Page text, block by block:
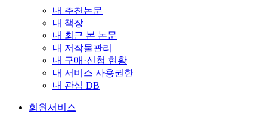
내 추천논문
내 책장
내 최근 본 논문
내 저작물관리
내 구매·신청 현황
내 서비스 사용권한
내 관심 DB
회원서비스